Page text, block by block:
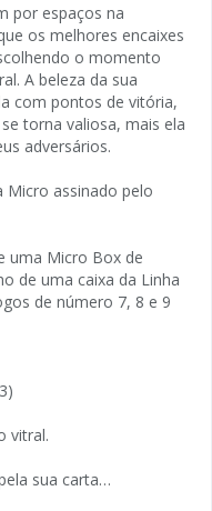
por espaços na
os melhores encaixes
o momento
A beleza da sua
com pontos de vitória,
torna valiosa, mais ela
adversários.
assinado pelo
uma Micro Box de
de uma caixa da Linha
de número 7, 8 e 9
vitral.
sua carta…